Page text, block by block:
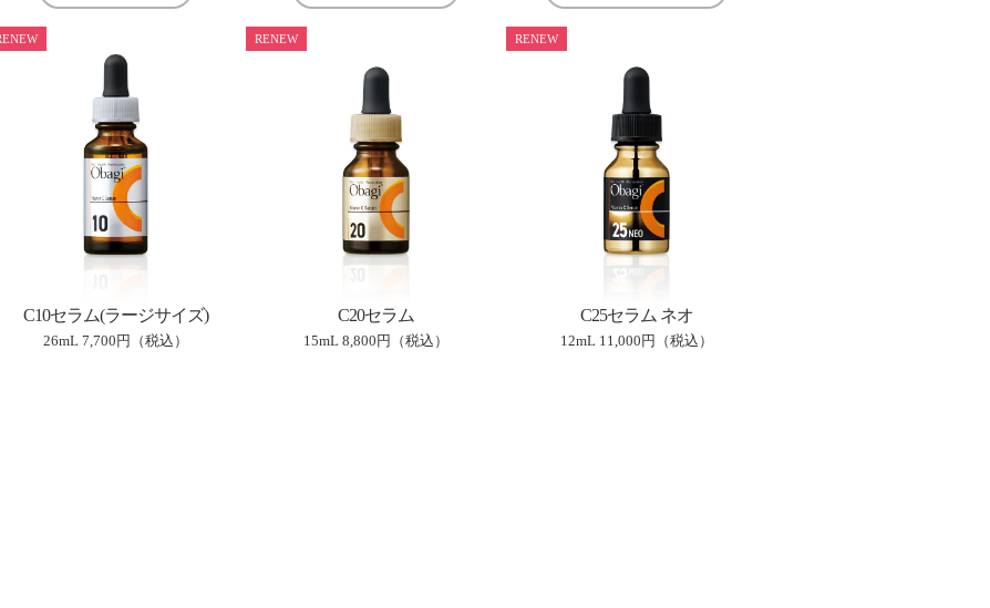
C10セラム(ラージサイズ)
26mL 7,700円（税込）
RENEW
C20セラム
15mL 8,800円（税込）
RENEW
C25セラム ネオ
12mL 11,000円（税込）